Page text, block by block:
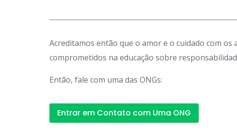
Acreditamos então que o amor e o cuidado com
comprometidos na educação sobre
Então, fale com uma das ONGs:
Entrar em Contato com Uma ONG